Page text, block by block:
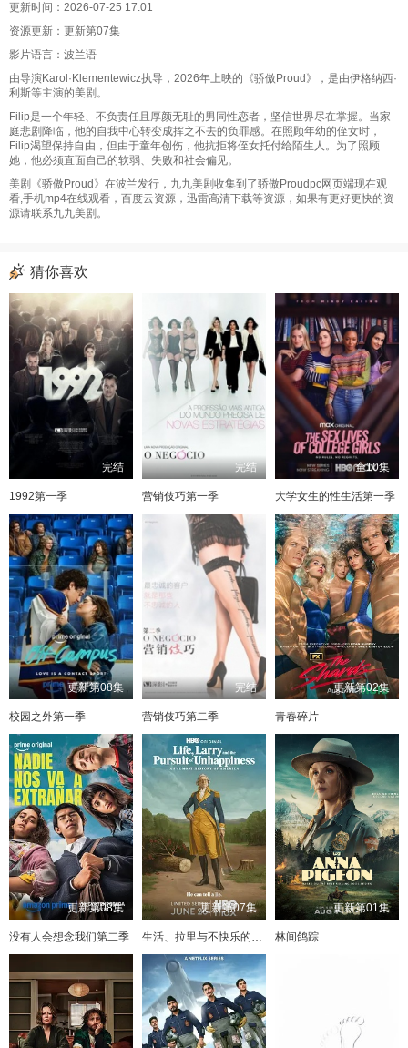
更新时间：2026-07-25 17:01
资源更新：更新第07集
影片语言：波兰语
由导演Karol·Klementewicz执导，2026年上映的《骄傲Proud》，是由伊格纳西·
利斯等主演的美剧。
Filip是一个年轻、不负责任且厚颜无耻的男同性恋者，坚信世界尽在掌握。当家
庭悲剧降临，他的自我中心转变成挥之不去的负罪感。在照顾年幼的侄女时，
Filip渴望保持自由，但由于童年创伤，他抗拒将侄女托付给陌生人。为了照顾
她，他必须直面自己的软弱、失败和社会偏见。
美剧《骄傲Proud》在波兰发行，九九美剧收集到了骄傲Proudpc网页端现在观
看,手机mp4在线观看，百度云资源，迅雷高清下载等资源，如果有更好更快的资
源请联系九九美剧。
猜你喜欢
完结
1992第一季
完结
营销伎巧第一季
全10集
大学女生的性生活第一季
更新第08集
校园之外第一季
完结
营销伎巧第二季
更新第02集
青春碎片
更新第08集
没有人会想念我们第二季
更新第07集
生活、拉里与不快乐的追求：一部美国史
更新第01集
林间鸽踪